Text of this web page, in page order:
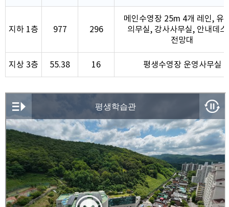
지하 1층 977 296
메인수영장 25m 4개 레인, 유
의무실, 강사사무실, 안내데
전망대
지상 3층 55.38 16 평생수영장 운영사무실